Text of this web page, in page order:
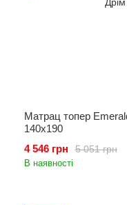
Матрац топер
140x190
5 051 грн
4 546 грн
В наявності